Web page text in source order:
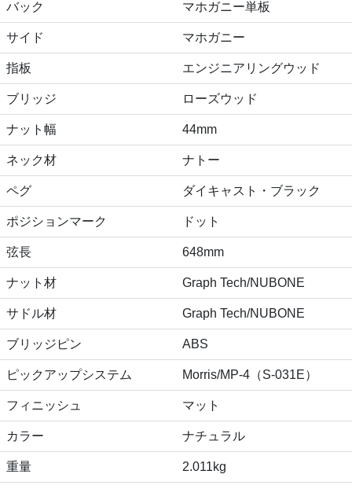
バック マホガニー単板
サイド マホガニー
指板 エンジニアリングウッド
ブリッジ ローズウッド
ナット幅 44mm
ネック材 ナトー
ペグ ダイキャスト・ブラック
ポジションマーク ドット
弦長 648mm
ナット材 Graph Tech/NUBONE
サドル材 Graph Tech/NUBONE
ブリッジピン ABS
ピックアップシステム Morris/MP-4（S-031E）
フィニッシュ マット
カラー ナチュラル
重量 2.011kg